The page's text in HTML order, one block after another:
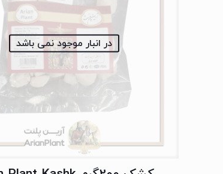
در انبار موجود نمی باشد